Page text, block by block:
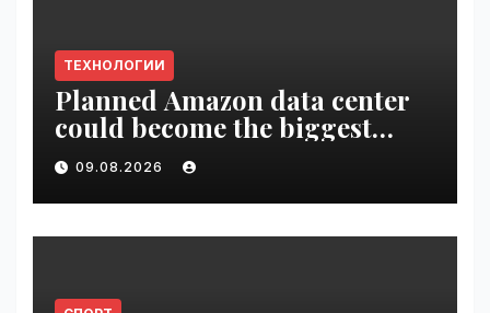
ТЕХНОЛОГИИ
Planned Amazon data center
could become the biggest
climate polluter in the U.S. |
VseTime.ru
09.08.2026